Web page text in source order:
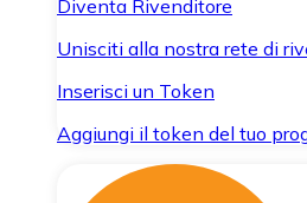
Diventa Rivenditore
Unisciti alla nostra rete di
Inserisci un Token
Aggiungi il token del tuo